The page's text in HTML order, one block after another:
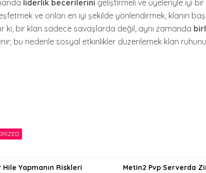
liderlik becerilerini geliştirmeli ve üyeleriyle iyi bir
ve onları en iyi şekilde yönlendirmek, klanın
ki, bir klan sadece savaşlarda değil, aynı zamanda
bu nedenle sosyal etkinlikler düzenlemek klan
Hile Yapmanın Riskleri
Metin2 Pvp Serverda